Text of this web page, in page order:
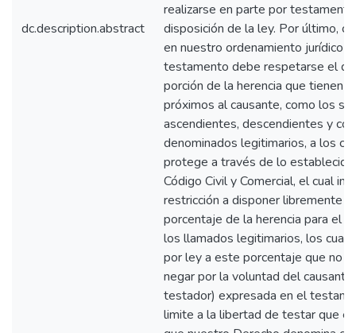
dc.description.abstract
realizarse en parte por
disposición de la ley. Por último,
en nuestro ordenamiento jurídico
testamento debe respetarse el
porción de la herencia que tienen
próximos al causante, como los
ascendientes, descendientes y
denominados legitimarios, a los
protege a través de lo
Código Civil y Comercial, el cual
restricción a disponer libremente
porcentaje de la herencia para el
los llamados legitimarios, los
por ley a este porcentaje que no
negar por la voluntad del
testador) expresada en el
limite a la libertad de testar que